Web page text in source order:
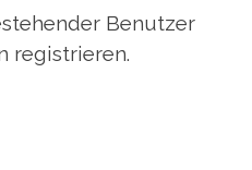
Benutzer
registrieren.